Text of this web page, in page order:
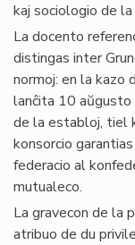
kaj sociologio de
La docento
distingas inter
normoj: en la kazo
lanĉita 10
de la establoj, tiel
konsorcio
federacio al
mutualeco.
La gravecon de la
atribuo de du